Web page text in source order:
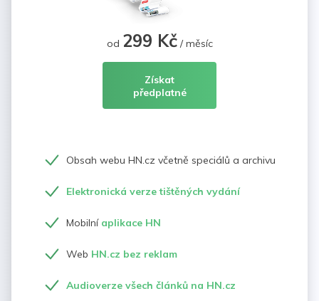
od 299 Kč/ měsíc
Získat
předplatné
Obsah webu HN.cz včetně speciálů a archivu
Elektronická verze tištěných vydání
Mobilní aplikace HN
Web HN.cz bez reklam
Audioverze všech článků na HN.cz